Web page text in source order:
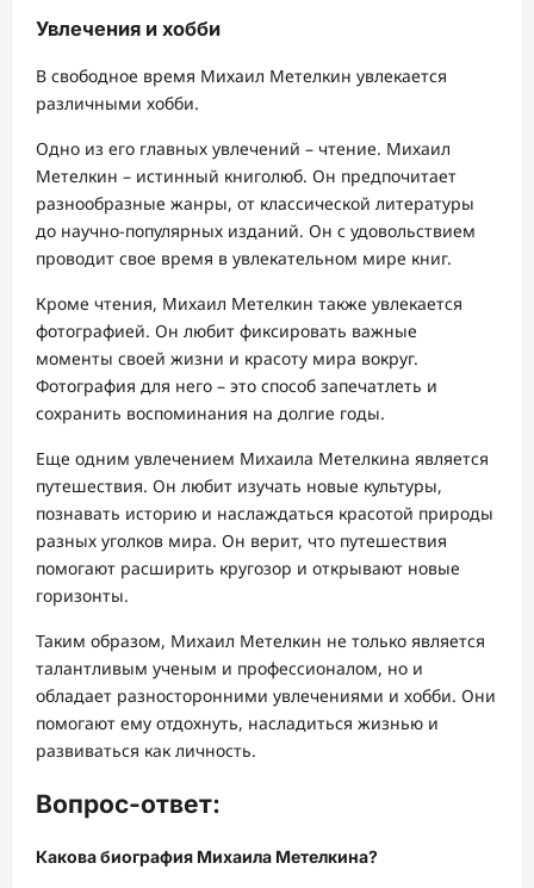
Увлечения и хобби
В свободное время Михаил Метелкин увлекается
различными хобби.
Одно из его главных увлечений – чтение. Михаил
Метелкин – истинный книголюб. Он предпочитает
разнообразные жанры, от классической литературы
до научно-популярных изданий. Он с удовольствием
проводит свое время в увлекательном мире книг.
Кроме чтения, Михаил Метелкин также увлекается
фотографией. Он любит фиксировать важные
моменты своей жизни и красоту мира вокруг.
Фотография для него – это способ запечатлеть и
сохранить воспоминания на долгие годы.
Еще одним увлечением Михаила Метелкина является
путешествия. Он любит изучать новые культуры,
познавать историю и наслаждаться красотой природы
разных уголков мира. Он верит, что путешествия
помогают расширить кругозор и открывают новые
горизонты.
Таким образом, Михаил Метелкин не только является
талантливым ученым и профессионалом, но и
обладает разносторонними увлечениями и хобби. Они
помогают ему отдохнуть, насладиться жизнью и
развиваться как личность.
Вопрос-ответ:
Какова биография Михаила Метелкина?